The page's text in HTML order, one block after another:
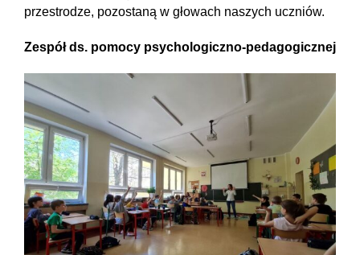
przestrodze, pozostaną w głowach naszych uczniów.
Zespół ds. pomocy psychologiczno-pedagogicznej